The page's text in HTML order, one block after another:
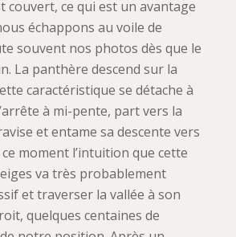
couvert, ce qui est un avantage
échappons au voile de
souvent nos photos dès que le
La panthère descend sur la
caractéristique se détache à
à mi-pente, part vers la
et entame sa descente vers
ce moment l’intuition que cette
va très probablement
et traverser la vallée à son
quelques centaines de